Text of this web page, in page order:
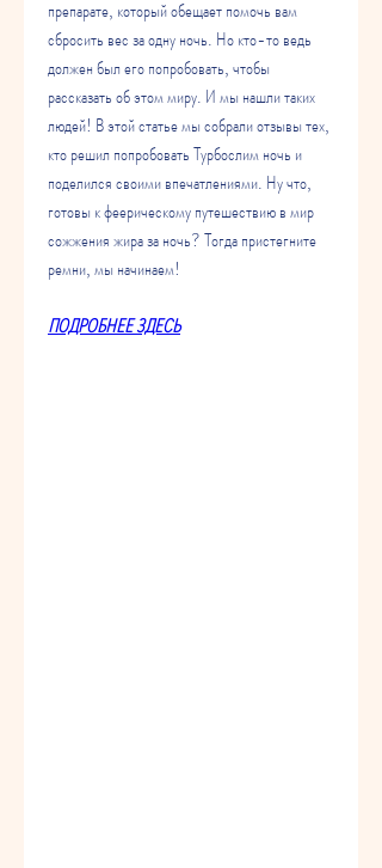
препарате, который обещает помочь вам
сбросить вес за одну ночь. Но кто-то ведь
должен был его попробовать, чтобы
рассказать об этом миру. И мы нашли таких
людей! В этой статье мы собрали отзывы тех,
кто решил попробовать Турбослим ночь и
поделился своими впечатлениями. Ну что,
готовы к феерическому путешествию в мир
сожжения жира за ночь? Тогда пристегните
ремни, мы начинаем!
ПОДРОБНЕЕ ЗДЕСЬ